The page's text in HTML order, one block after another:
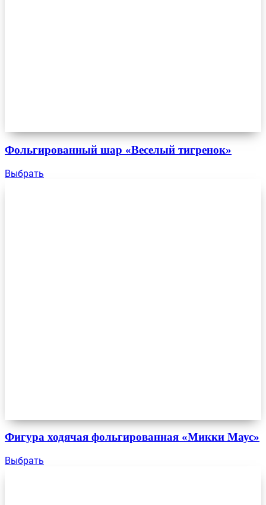
Фольгированный шар «Веселый тигренок»
Выбрать
Фигура ходячая фольгированная «Микки Маус»
Выбрать